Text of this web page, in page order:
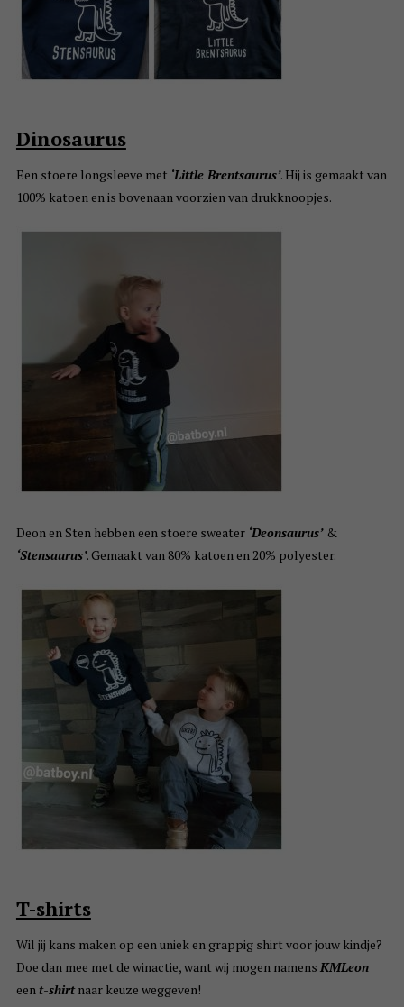
Dinosaurus
Een stoere longsleeve met ‘Little Brentsaurus’. Hij is gemaakt van
100% katoen en is bovenaan voorzien van drukknoopjes.
Deon en Sten hebben een stoere sweater ‘Deonsaurus’ &
‘Stensaurus’. Gemaakt van 80% katoen en 20% polyester.
T-shirts
Wil jij kans maken op een uniek en grappig shirt voor jouw kindje?
Doe dan mee met de winactie, want wij mogen namens KMLeon
eent-shirt naar keuze weggeven!